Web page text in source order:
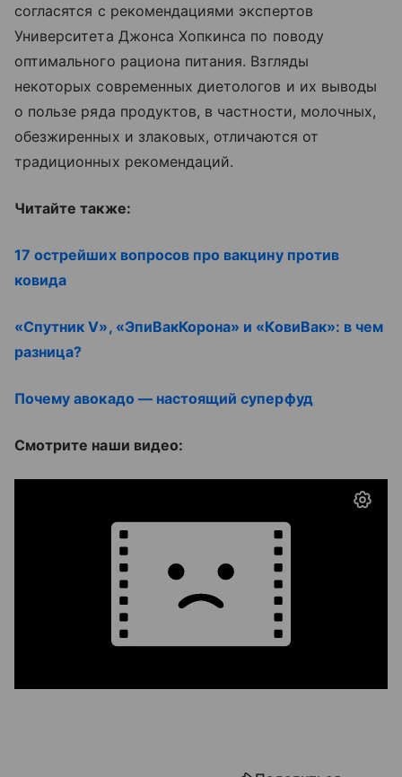
согласятся с рекомендациями экспертов
Университета Джонса Хопкинса по поводу
оптимального рациона питания. Взгляды
некоторых современных диетологов и их выводы
о пользе ряда продуктов, в частности, молочных,
обезжиренных и злаковых, отличаются от
традиционных рекомендаций.
Читайте также:
17 острейших вопросов про вакцину против
ковида
«Спутник V», «ЭпиВакКорона» и «КовиВак»: в чем
разница?
Почему авокадо — настоящий суперфуд
Смотрите наши видео: